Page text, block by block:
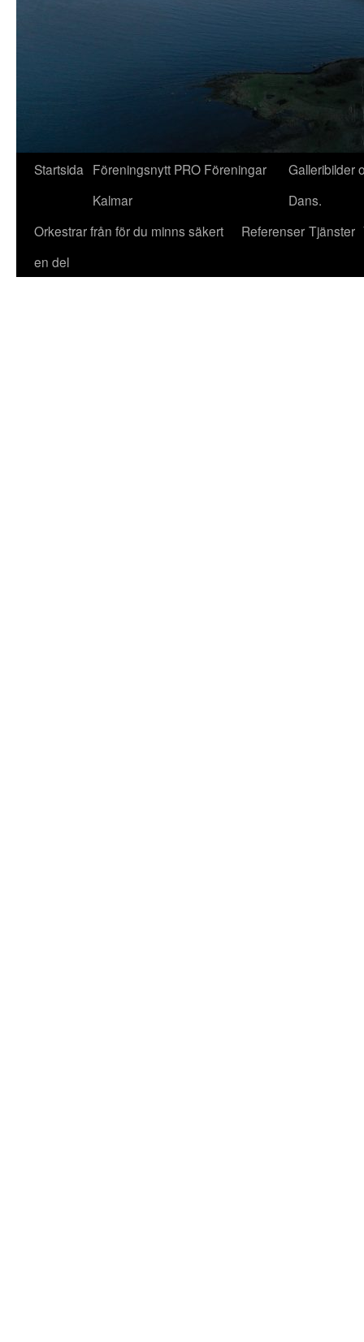
Startsida Föreningsnytt PRO Föreningar
Kalmar
Galleribilder
Dans.
Orkestrar från för du minns säkert
en del
Referenser Tjänster